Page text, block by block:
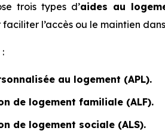
trois types d’aides au
l’accès ou le maintien
au logement (APL).
de logement familiale (ALF).
de logement sociale (ALS).